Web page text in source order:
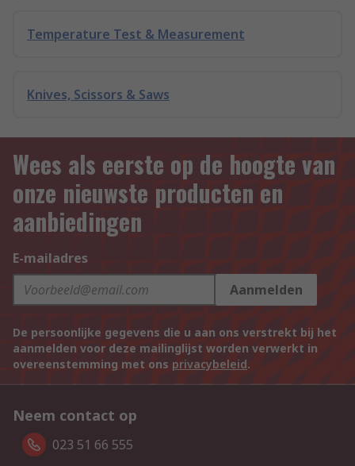
Temperature Test & Measurement
Knives, Scissors & Saws
Wees als eerste op de hoogte van
onze nieuwste producten en
aanbiedingen
E-mailadres
Aanmelden
De persoonlijke gegevens die u aan ons verstrekt bij het
aanmelden voor deze mailinglijst worden verwerkt in
overeenstemming met ons privacybeleid.
Neem contact op
023 51 66 555